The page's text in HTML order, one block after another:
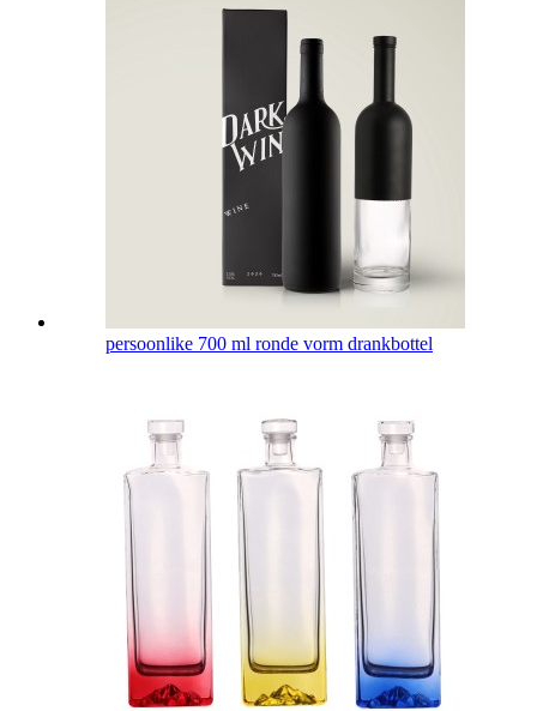
persoonlike 700 ml ronde vorm drankbottel